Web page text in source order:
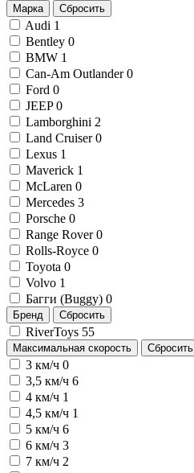
Марка Сбросить
Audi 1
Bentley 0
BMW 1
Can-Am Outlander 0
Ford 0
JEEP 0
Lamborghini 2
Land Cruiser 0
Lexus 1
Maverick 1
McLaren 0
Mercedes 3
Porsche 0
Range Rover 0
Rolls-Royce 0
Toyota 0
Volvo 1
Багги (Buggy) 0
Бренд Сбросить
RiverToys 55
Максимальная скорость Сбросить
3 км/ч 0
3,5 км/ч 6
4 км/ч 1
4,5 км/ч 1
5 км/ч 6
6 км/ч 3
7 км/ч 2